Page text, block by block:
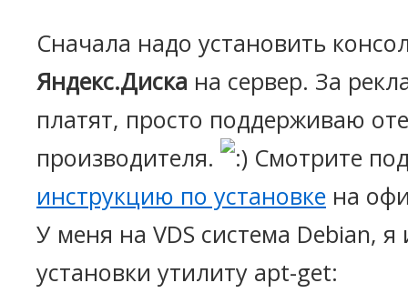
Сначала надо установить
Яндекс.Диска на сервер. За
платят, просто поддерживаю
производителя.
Смотрите
инструкцию по установке на
У меня на VDS система Debian, я
установки утилиту apt-get: